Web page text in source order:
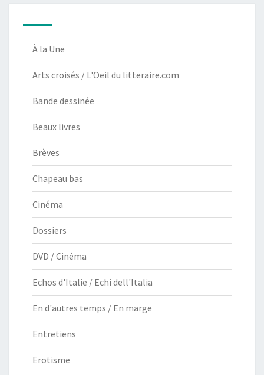
À la Une
Arts croisés / L'Oeil du litteraire.com
Bande dessinée
Beaux livres
Brèves
Chapeau bas
Cinéma
Dossiers
DVD / Cinéma
Echos d'Italie / Echi dell'Italia
En d'autres temps / En marge
Entretiens
Erotisme